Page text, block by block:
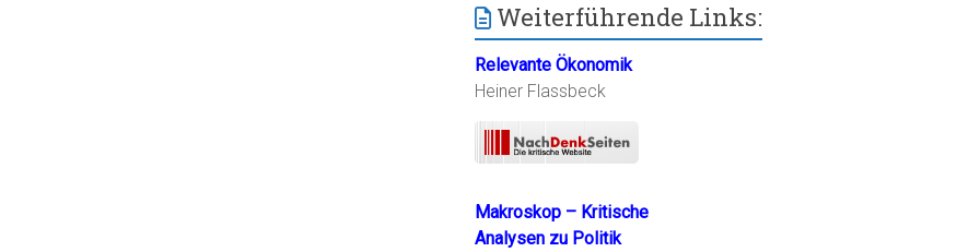
Weiterführende Links:
Relevante Ökonomik
Heiner Flassbeck
Makroskop – Kritische
Analysen zu Politik